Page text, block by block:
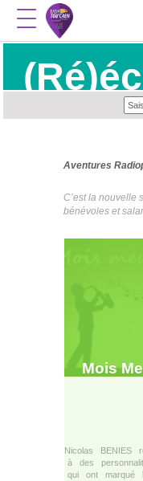
Aventures
C’est la nouvelle
bénévoles et
Mois
Nicolas BENIES
à des
qui ont marqué